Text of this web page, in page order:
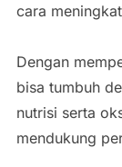
cara
Dengan
bisa tumbuh
nutrisi serta
mendukung